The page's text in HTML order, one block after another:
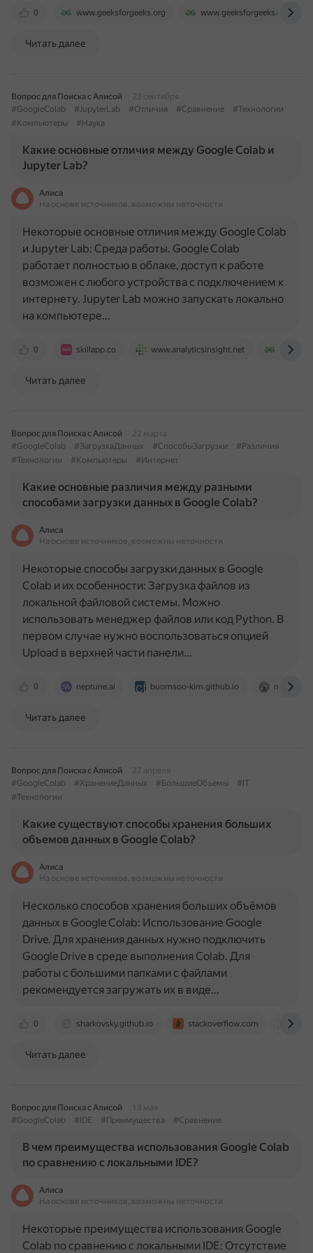
0 www.geeksforgeeks.org www.geeksforgeeks.org
Читать далее
Вопрос для Поиска с Алисой
23 сентября
#GoogleColab
#JupyterLab #Отличия #Сравнение
#Технологии
#Компьютеры
#Наука
Какие основные отличия между Google Colab и
Jupyter Lab?
Алиса
На основе источников, возможны неточности
0 skillapp.co www.analyticsinsight.net
Некоторые основные отличия между Google Colab
и Jupyter Lab: Среда работы. Google Colab
работает полностью в облаке, доступ к работе
возможен с любого устройства с подключением к
интернету. Jupyter Lab можно запускать локально
на компьютере…
Читать далее
Вопрос для Поиска с Алисой
22 марта
#GoogleColab
#ЗагрузкаДанных #СпособыЗагрузки
#Различия
#Технологии
#Компьютеры #Интернет
Какие основные различия между разными
способами загрузки данных в Google Colab?
Алиса
На основе источников, возможны неточности
0 neptune.ai buomsoo-kim.github.io
Некоторые способы загрузки данных в Google
Colab и их особенности: Загрузка файлов из
локальной файловой системы. Можно
использовать менеджер файлов или код Python. В
первом случае нужно воспользоваться опцией
Upload в верхней части панели…
Читать далее
Вопрос для Поиска с Алисой
27 апреля
#GoogleColab
#ХранениеДанных #БольшиеОбъемы
#IT
#Технологии
Какие существуют способы хранения больших
объемов данных в Google Colab?
Алиса
На основе источников, возможны неточности
0 sharkovsky.github.io stackoverflow.com
Несколько способов хранения больших объёмов
данных в Google Colab: Использование Google
Drive. Для хранения данных нужно подключить
Google Drive в среде выполнения Colab. Для
работы с большими папками с файлами
рекомендуется загружать их в виде…
Читать далее
Вопрос для Поиска с Алисой
13 мая
#GoogleColab
#IDE #Преимущества #Сравнение
В чем преимущества использования Google Colab
по сравнению с локальными IDE?
Алиса
На основе источников, возможны неточности
Некоторые преимущества использования Google
Colab по сравнению с локальными IDE: Отсутствие